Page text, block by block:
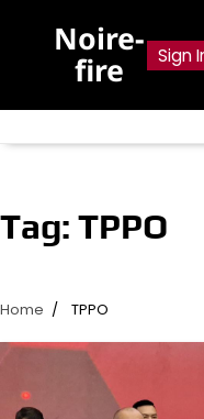
Noire-
fire
Sign
Tag: TPPO
Home TPPO